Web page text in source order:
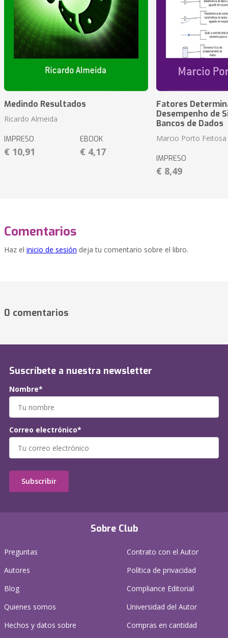
Medindo Resultados
Ricardo Almeida
IMPRESO
€ 10,91
EBOOK
€ 4,17
Fatores
Desempenho de
Bancos de Dados
Marcio Porto Feitosa
IMPRESO
€ 8,49
Comentarios
Haz el inicio de sesión deja tu comentario sobre el libro.
0 comentarios
Sobre Club
Preguntas
Autores
Blog
Quienes somos
Hechos y datos sobre
Contrato con el Autor
Política de privacidad
Compliance Editorial
Universidad del Autor
Compras en cantidad
Suscríbete a nuestra newsletter
Nombre*
Correo electrónico*
Subscribir